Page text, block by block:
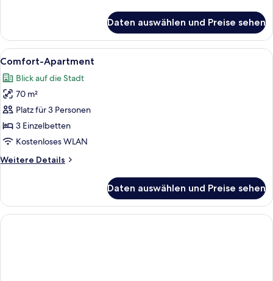
Double
Studio
Daten auswählen und Preise sehen
Alle
Fotos
für
Comfort-
Apartment
anzeigen
Eine moderne Wohnung mit
7
Comfort-Apartment
Blick auf die Stadt
70 m²
Platz für 3 Personen
3 Einzelbetten
Kostenloses WLAN
Weitere Details
Weitere
Apartment
Daten auswählen und Preise sehen